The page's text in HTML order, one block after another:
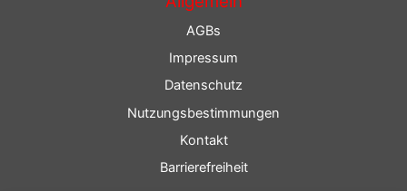
AGBs
Impressum
Datenschutz
Nutzungsbestimmungen
Kontakt
Barrierefreiheit